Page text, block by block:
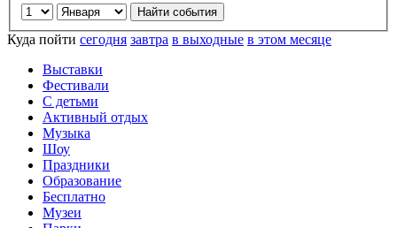
Куда пойти сегодня завтра в выходные в этом месяце
Выставки
Фестивали
С детьми
Активный отдых
Музыка
Шоу
Праздники
Образование
Бесплатно
Музеи